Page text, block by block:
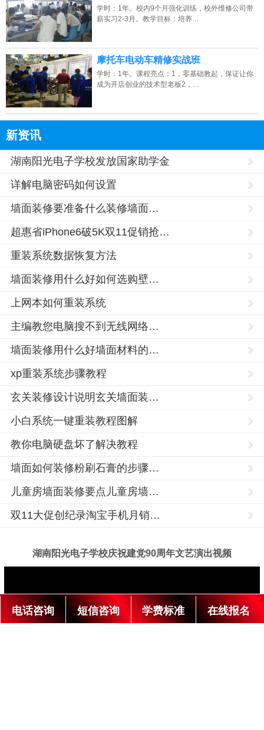
学时：1年。校内9个月强化训练，校外维修公司带
薪实习2-3月。教学目标：培养…
摩托车电动车精修实战班
学时：1年。课程亮点：1，零基础教起，保证让你
成为开店创业的技术型老板2，…
新资讯
湖南阳光电子学校发放国家助学金
详解电脑密码如何设置
墙面装修要准备什么装修墙面…
超惠省iPhone6破5K双11促销抢…
重装系统数据恢复方法
墙面装修用什么好如何选购壁…
上网本如何重装系统
主编教您电脑搜不到无线网络…
墙面装修用什么好墙面材料的…
xp重装系统步骤教程
玄关装修设计说明玄关墙面装…
小白系统一键重装教程图解
教你电脑硬盘坏了解决教程
墙面如何装修粉刷石膏的步骤…
儿童房墙面装修要点儿童房墙…
双11大促创纪录淘宝手机月销…
湖南阳光电子学校庆祝建党90周年文艺演出视频
电话咨询 短信咨询 学费标准 在线报名
市,
市,
市,
南
市,
酒
光
学